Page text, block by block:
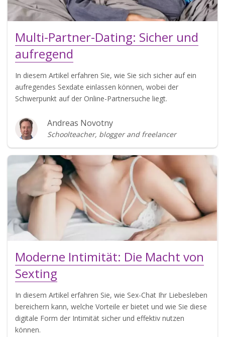
Multi-Partner-Dating: Sicher und
aufregend
In diesem Artikel erfahren Sie, wie Sie sich sicher auf ein
aufregendes Sexdate einlassen können, wobei der
Schwerpunkt auf der Online-Partnersuche liegt.
Andreas Novotny
Schoolteacher, blogger and freelancer
Moderne Intimität: Die Macht von
Sexting
In diesem Artikel erfahren Sie, wie Sex-Chat Ihr Liebesleben
bereichern kann, welche Vorteile er bietet und wie Sie diese
digitale Form der Intimität sicher und effektiv nutzen
können.